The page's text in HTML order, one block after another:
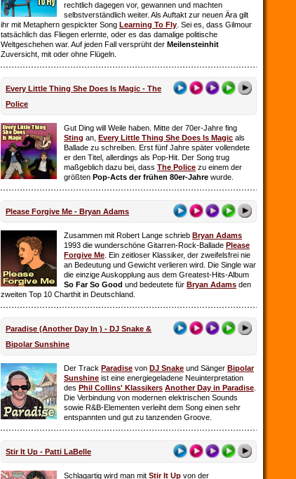
rechtlich dagegen vor, gewannen und machten
selbstverständlich weiter. Als Auftakt zur neuen Ära gilt
ihr mit Metaphern gespickter Song Learning To Fly . Sei es, dass Gilmour
tatsächlich das Fliegen erlernte, oder es das damalige politische
Weltgeschehen war. Auf jeden Fall versprüht der Meilensteinhit
Zuversicht, mit oder ohne Flügeln.
Every Little Thing She Does Is Magic - The
Police
Gut Ding will Weile haben. Mitte der 70er-Jahre fing
Sting an, Every Little Thing She Does Is Magic als
Ballade zu schreiben. Erst fünf Jahre später vollendete
er den Titel, allerdings als Pop-Hit. Der Song trug
maßgeblich dazu bei, dass The Police zu einem der
größten Pop-Acts der frühen 80er-Jahre wurde.
Please Forgive Me - Bryan Adams
Zusammen mit Robert Lange schrieb Bryan Adams
1993 die wunderschöne Gitarren-Rock-Ballade Please
Forgive Me . Ein zeitloser Klassiker, der zweifelsfrei nie
an Bedeutung und Gewicht verlieren wird. Die Single war
die einzige Auskopplung aus dem Greatest-Hits-Album
So Far So Good und bedeutete für Bryan Adams den
zweiten Top 10 Charthit in Deutschland.
Paradise (Another Day In ) - DJ Snake &
Bipolar Sunshine
Der Track Paradise von DJ Snake und Sänger Bipolar
Sunshine ist eine energiegeladene Neuinterpretation
des Phil Collins' Klassikers Another Day in Paradise
Die Verbindung von modernen elektrischen Sounds
sowie R&B-Elementen verleiht dem Song einen sehr
entspannten und gut zu tanzenden Groove.
Stir It Up - Patti LaBelle
Schlagartig wird man mit Stir It Up von der